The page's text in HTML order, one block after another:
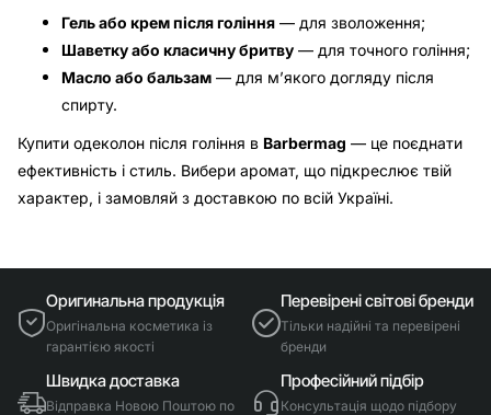
Гель або крем після гоління — для зволоження;
Шаветку або класичну бритву — для точного гоління;
Масло або бальзам — для м’якого догляду після
спирту.
Купити одеколон після гоління в Barbermag — це поєднати
ефективність і стиль. Вибери аромат, що підкреслює твій
характер, і замовляй з доставкою по всій Україні.
Оригинальна продукція
Оригінальна косметика із
гарантією якості
Перевірені світові бренди
Тільки надійні та перевірені
бренди
Швидка доставка
Відправка Новою Поштою по
Професійний підбір
Консультація щодо підбору